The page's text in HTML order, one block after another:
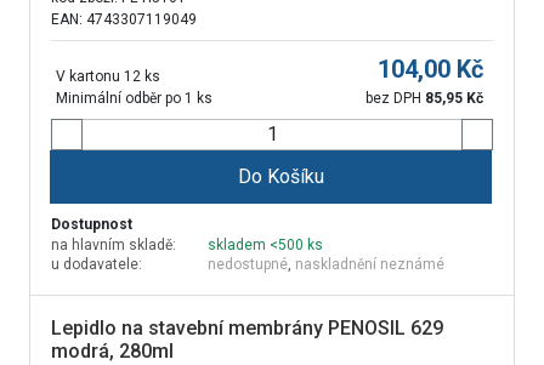
EAN: 4743307119049
V kartonu 12 ks
Minimální odběr po 1 ks
104,00 Kč
bez DPH 85,95 Kč
Do Košíku
Dostupnost
na hlavním skladě:
skladem <500 ks
u dodavatele:
nedostupné, naskladnění neznámé
Lepidlo na stavební membrány PENOSIL 629
modrá, 280ml